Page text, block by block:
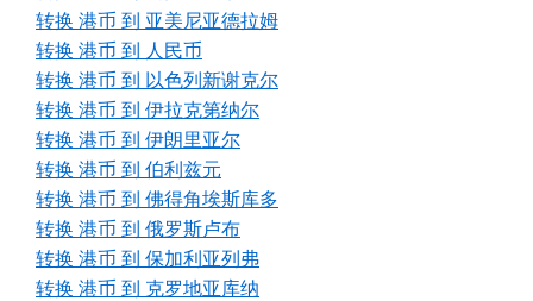
转换 港币 到 亚美尼亚德拉姆
转换 港币 到 人民币
转换 港币 到 以色列新谢克尔
转换 港币 到 伊拉克第纳尔
转换 港币 到 伊朗里亚尔
转换 港币 到 伯利兹元
转换 港币 到 佛得角埃斯库多
转换 港币 到 俄罗斯卢布
转换 港币 到 保加利亚列弗
转换 港币 到 克罗地亚库纳